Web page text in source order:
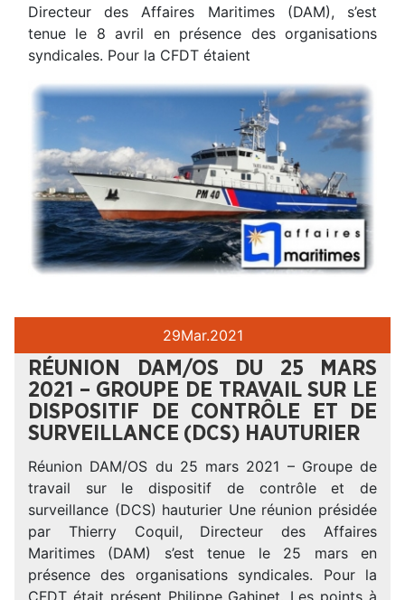
Directeur des Affaires Maritimes (DAM), s’est
tenue le 8 avril en présence des organisations
syndicales. Pour la CFDT étaient
29Mar.2021
RÉUNION DAM/OS DU 25 MARS
2021 – GROUPE DE TRAVAIL SUR LE
DISPOSITIF DE CONTRÔLE ET DE
SURVEILLANCE (DCS) HAUTURIER
Réunion DAM/OS du 25 mars 2021 – Groupe de
travail sur le dispositif de contrôle et de
surveillance (DCS) hauturier Une réunion présidée
par Thierry Coquil, Directeur des Affaires
Maritimes (DAM) s’est tenue le 25 mars en
présence des organisations syndicales. Pour la
CFDT était présent Philippe Gahinet. Les points à